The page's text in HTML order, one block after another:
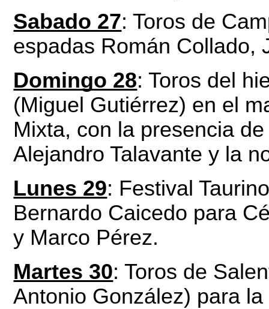
Sabado 27: Toros de
espadas Román Collado,
Domingo 28: Toros del
(Miguel Gutiérrez) en el
Mixta, con la presencia
Alejandro Talavante y la
Lunes 29: Festival
Bernardo Caicedo para
y Marco Pérez.
Martes 30: Toros de
Antonio González) para